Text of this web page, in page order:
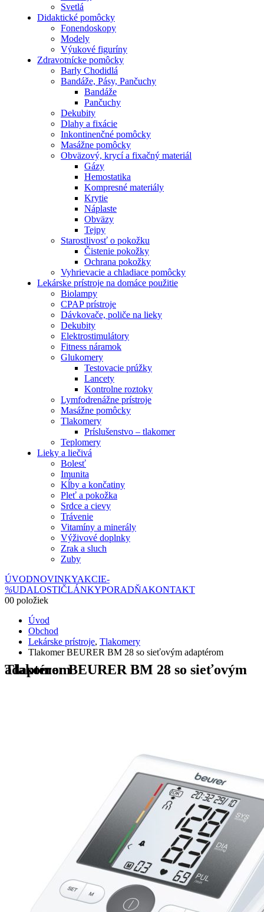
Svetlá
Didaktické pomôcky
Fonendoskopy
Modely
Výukové figuríny
Zdravotnícke pomôcky
Barly Chodidlá
Bandáže, Pásy, Pančuchy
Bandáže
Pančuchy
Dekubity
Dlahy a fixácie
Inkontinenčné pomôcky
Masážne pomôcky
Obväzový, krycí a fixačný materiál
Gázy
Hemostatika
Kompresné materiály
Krytie
Náplaste
Obväzy
Tejpy
Starostlivosť o pokožku
Čistenie pokožky
Ochrana pokožky
Vyhrievacie a chladiace pomôcky
Lekárske prístroje na domáce použitie
Biolampy
CPAP prístroje
Dávkovače, poliče na lieky
Dekubity
Elektrostimulátory
Fitness náramok
Glukomery
Testovacie prúžky
Lancety
Kontrolne roztoky
Lymfodrenážne prístroje
Masážne pomôcky
Tlakomery
Príslušenstvo – tlakomer
Teplomery
Lieky a liečivá
Bolesť
Imunita
Kĺby a končatiny
Pleť a pokožka
Srdce a cievy
Trávenie
Vitamíny a minerály
Výživové doplnky
Zrak a sluch
Zuby
ÚVODNOVINKYAKCIE-
%UDALOSTIČLÁNKYPORADŇAKONTAKT
00 položiek
Úvod
Obchod
Lekárske prístroje, Tlakomery
Tlakomer BEURER BM 28 so sieťovým adaptérom
Tlakomer BEURER BM 28 so sieťovým adaptérom